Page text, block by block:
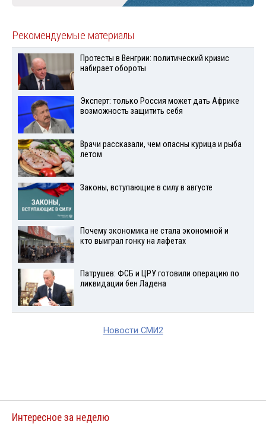
Рекомендуемые материалы
Протесты в Венгрии: политический кризис
набирает обороты
Эксперт: только Россия может дать Африке
возможность защитить себя
Врачи рассказали, чем опасны курица и рыба
летом
Законы, вступающие в силу в августе
Почему экономика не стала экономной и
кто выиграл гонку на лафетах
Патрушев: ФСБ и ЦРУ готовили операцию по
ликвидации бен Ладена
Новости СМИ2
Интересное за неделю